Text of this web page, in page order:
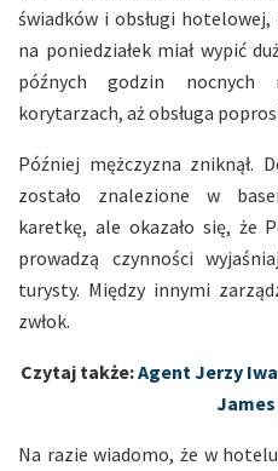
świadków i obsługi
na poniedziałek miał wypić
późnych godzin nocnych
korytarzach, aż obsługa
Później mężczyzna zniknął.
zostało znalezione w
karetkę, ale okazało się, że
prowadzą czynności
turysty. Między innymi
zwłok.
Czytaj także:Agent Jerzy
Na razie wiadomo, że w